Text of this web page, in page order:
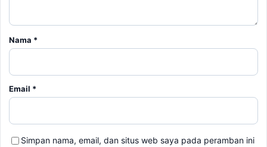
Nama *
Email *
Simpan nama, email, dan situs web saya pada peramban ini